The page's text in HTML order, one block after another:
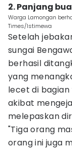
2. Panjang
Warga Lamongan
Times/Istimewa
Setelah
sungai
berhasil
yang
lecet di bagian
akibat
melepaskan
"Tiga orang
orang ini juga